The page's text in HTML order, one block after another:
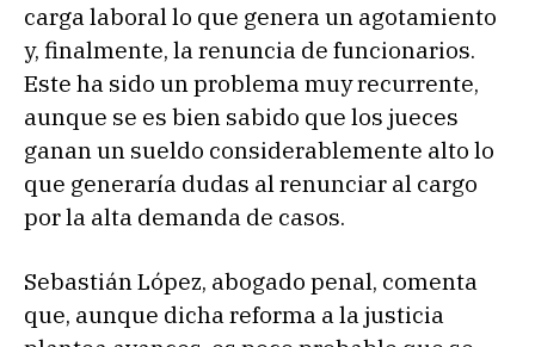
carga laboral lo que genera un agotamiento
y, finalmente, la renuncia de funcionarios.
Este ha sido un problema muy recurrente,
aunque se es bien sabido que los jueces
ganan un sueldo considerablemente alto lo
que generaría dudas al renunciar al cargo
por la alta demanda de casos.
Sebastián López, abogado penal, comenta
que, aunque dicha reforma a la justicia